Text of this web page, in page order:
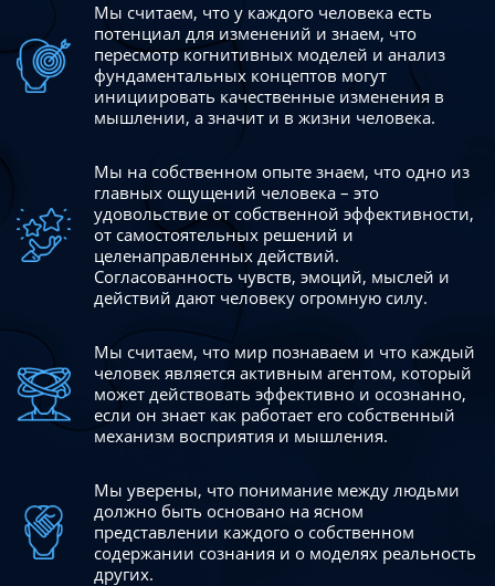
Мы считаем, что у каждого человека есть
потенциал для изменений и знаем, что
пересмотр когнитивных моделей и анализ
фундаментальных концептов могут
инициировать качественные изменения в
мышлении, а значит и в жизни человека.
Мы на собственном опыте знаем, что одно из
главных ощущений человека – это
удовольствие от собственной эффективности,
от самостоятельных решений и
целенаправленных действий.
Согласованность чувств, эмоций, мыслей и
действий дают человеку огромную силу.
Мы считаем, что мир познаваем и что каждый
человек является активным агентом, который
может действовать эффективно и осознанно,
если он знает как работает его собственный
механизм восприятия и мышления.
Мы уверены, что понимание между людьми
должно быть основано на ясном
представлении каждого о собственном
содержании сознания и о моделях реальность
других.